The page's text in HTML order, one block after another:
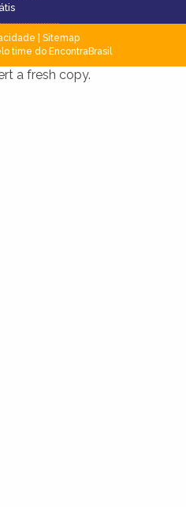
Sitemap
time do EncontraBrasil
a fresh copy.